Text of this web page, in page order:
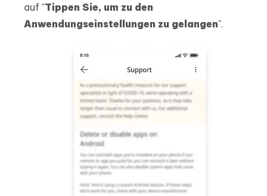
auf "Tippen Sie, um zu den
Anwendungseinstellungen zu gelangen".